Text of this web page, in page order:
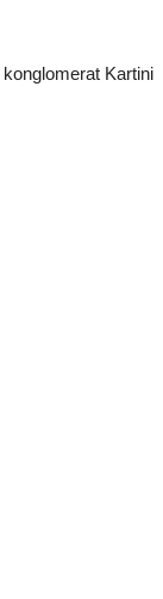
Kartini